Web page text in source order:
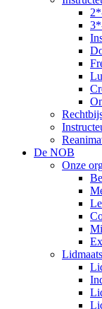
De NOB
Onze